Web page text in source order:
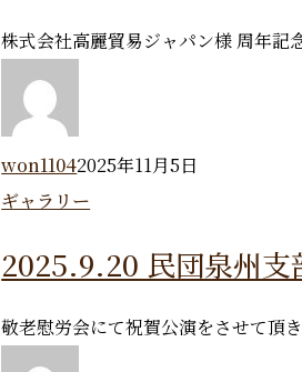
株式会社高麗貿易ジャパン様 周年
won11042025年11月5日
ギャラリー
2025.9.20 民団泉州
敬老慰労会にて祝賀公演をさせて頂